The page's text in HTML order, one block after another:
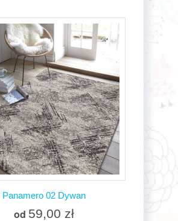
W magazynie
Dodaj do porównania
Panamero 02 Dywan
od 59,00 zł